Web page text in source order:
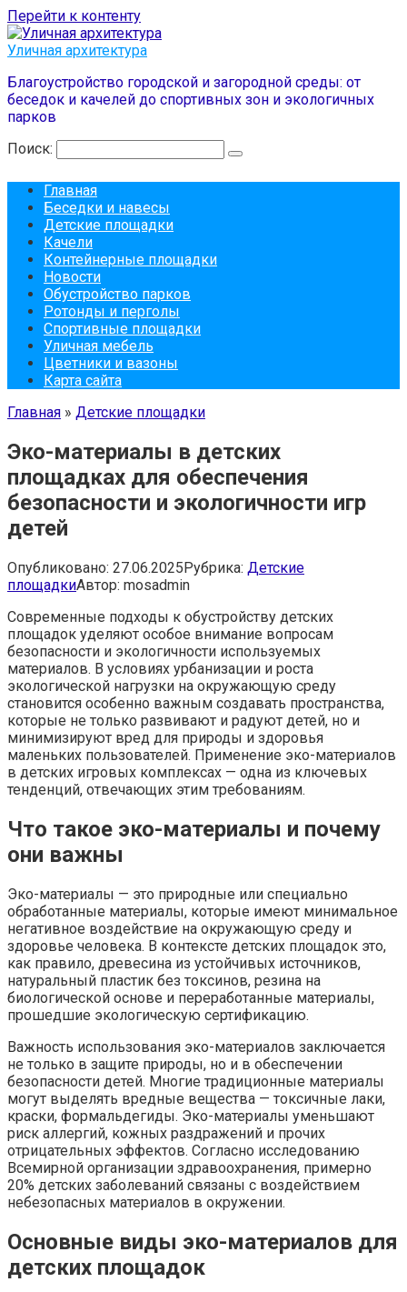
Перейти к контенту
Уличная архитектура
Благоустройство городской и загородной среды: от
беседок и качелей до спортивных зон и экологичных
парков
Поиск:
Главная
Беседки и навесы
Детские площадки
Качели
Контейнерные площадки
Новости
Обустройство парков
Ротонды и перголы
Спортивные площадки
Уличная мебель
Цветники и вазоны
Карта сайта
Главная » Детские площадки
Эко-материалы в детских
площадках для обеспечения
безопасности и экологичности игр
детей
Опубликовано: 27.06.2025Рубрика: Детские
площадкиАвтор: mosadmin
Современные подходы к обустройству детских
площадок уделяют особое внимание вопросам
безопасности и экологичности используемых
материалов. В условиях урбанизации и роста
экологической нагрузки на окружающую среду
становится особенно важным создавать пространства,
которые не только развивают и радуют детей, но и
минимизируют вред для природы и здоровья
маленьких пользователей. Применение эко-материалов
в детских игровых комплексах — одна из ключевых
тенденций, отвечающих этим требованиям.
Что такое эко-материалы и почему
они важны
Эко-материалы — это природные или специально
обработанные материалы, которые имеют минимальное
негативное воздействие на окружающую среду и
здоровье человека. В контексте детских площадок это,
как правило, древесина из устойчивых источников,
натуральный пластик без токсинов, резина на
биологической основе и переработанные материалы,
прошедшие экологическую сертификацию.
Важность использования эко-материалов заключается
не только в защите природы, но и в обеспечении
безопасности детей. Многие традиционные материалы
могут выделять вредные вещества — токсичные лаки,
краски, формальдегиды. Эко-материалы уменьшают
риск аллергий, кожных раздражений и прочих
отрицательных эффектов. Согласно исследованию
Всемирной организации здравоохранения, примерно
20% детских заболеваний связаны с воздействием
небезопасных материалов в окружении.
Основные виды эко-материалов для
детских площадок